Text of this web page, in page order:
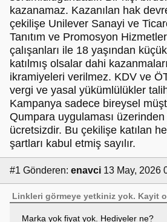
kazanamaz. Kazanılan hak
çekilişe Unilever Sanayi ve
Tanıtım ve Promosyon
çalışanları ile 18 yaşından
katılmış olsalar dahi
ikramiyeleri verilmez. KDV ve
vergi ve yasal yükümlülükler
Kampanya sadece bireysel
Qumpara uygulaması üzerinden
ücretsizdir. Bu çekilişe katılan
şartları kabul etmiş sayılır.
#1 Gönderen: enavci 13 May, 2026
Linkleri görmeye yetkiniz yok. Kayit
Marka yok fiyat yok. Hediyeler ne?